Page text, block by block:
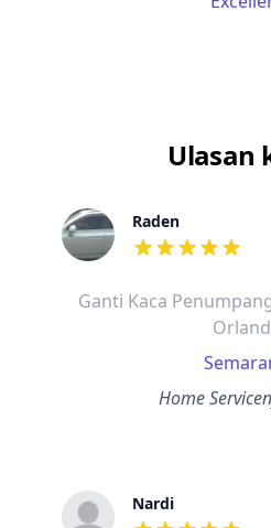
Ulasan
Raden
dari ulasan
Ganti Kaca
Home
Nardi